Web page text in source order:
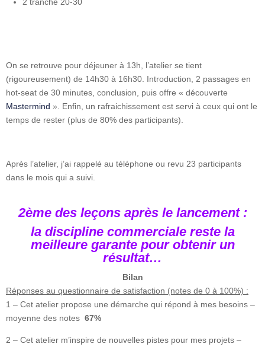
On se retrouve pour déjeuner à 13h, l’atelier se tient
(rigoureusement) de 14h30 à 16h30. Introduction, 2 passages en
hot-seat de 30 minutes, conclusion, puis offre « découverte
Mastermind ». Enfin, un rafraichissement est servi à ceux qui ont le
temps de rester (plus de 80% des participants).
Après l’atelier, j’ai rappelé au téléphone ou revu 23 participants
dans le mois qui a suivi.
2ème des leçons après le lancement :
la discipline commerciale reste la
meilleure garante pour obtenir un
résultat…
Bilan
Réponses au questionnaire de satisfaction (notes de 0 à 100%) :
1 – Cet atelier propose une démarche qui répond à mes besoins –
moyenne des notes 67%
2 – Cet atelier m’inspire de nouvelles pistes pour mes projets –